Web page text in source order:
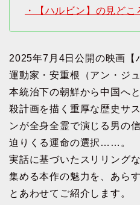
・【ハルビン】の見どこ
2025年7月4日公開の映画【
運動家・安重根（アン・ジ
本統治下の朝鮮から中国へ
殺計画を描く重厚な歴史サ
ンが全身全霊で演じる男の
迫りくる運命の選択……。
実話に基づいたスリリング
集める本作の魅力を、あら
とあわせてご紹介します。